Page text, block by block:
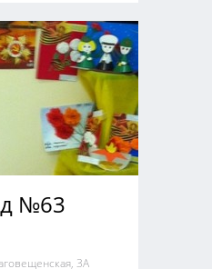
№63
3А